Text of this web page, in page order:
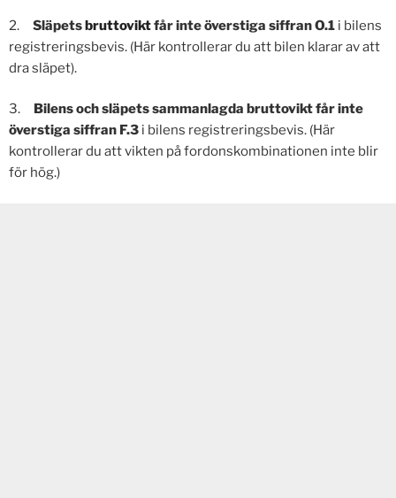
2. Släpetsbruttoviktfår inte överstiga siffran O.1 i bilens
registreringsbevis. (Här kontrollerar du att bilen klarar av att
dra släpet).
3.
Bilens och släpets sammanlagda bruttovikt får inte
överstiga siffran F.3 i bilens registreringsbevis. (Här
kontrollerar du att vikten på fordonskombinationen inte blir
för hög.)